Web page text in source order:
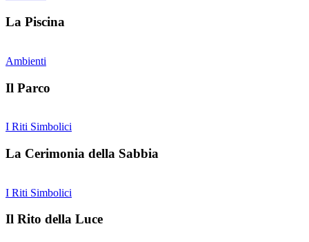
La Piscina
Ambienti
Il Parco
I Riti Simbolici
La Cerimonia della Sabbia
I Riti Simbolici
Il Rito della Luce